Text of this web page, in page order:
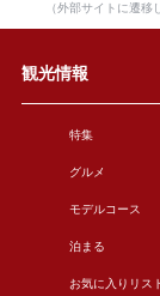
（外部サイトに遷移
観光情報
特集
グルメ
モデルコース
泊まる
お気に入りリス